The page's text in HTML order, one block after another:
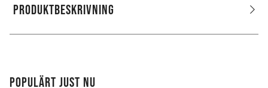
PRODUKTBESKRIVNING
POPULÄRT JUST NU